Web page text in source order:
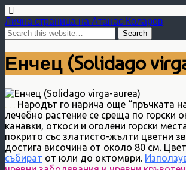
Лична страница на Атанас Коларов
Енчец (Solidago
. . . Народът го нарича още “пръчката
лечебно растение се среща по горски
канавки, откоси и оголени горски
покрито със златисто-жълти цветни
достига височина от около 80 см.
събират от юли до октомври.